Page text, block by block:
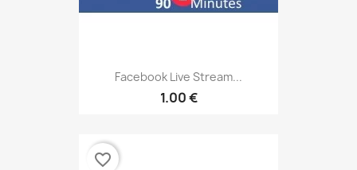
Facebook Live Stream...
1.00 €
favorite_border